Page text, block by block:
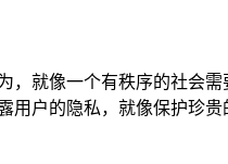
，就像一个有秩序的社会
户的隐私，就像保护珍贵